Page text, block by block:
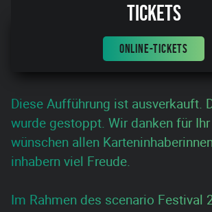
Tickets
ONLINE-TICKETS
Diese Aufführung ist ausverkauft.
wurde gestoppt. Wir danken für
wünschen allen
inhabern viel Freude.
Im Rahmen des scenario Festival